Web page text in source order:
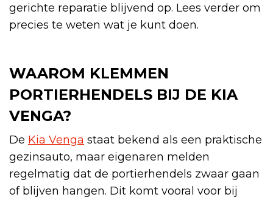
gerichte reparatie blijvend op. Lees verder om
precies te weten wat je kunt doen.
WAAROM KLEMMEN
PORTIERHENDELS BIJ DE KIA
VENGA?
De Kia Venga staat bekend als een praktische
gezinsauto, maar eigenaren melden
regelmatig dat de portierhendels zwaar gaan
of blijven hangen. Dit komt vooral voor bij